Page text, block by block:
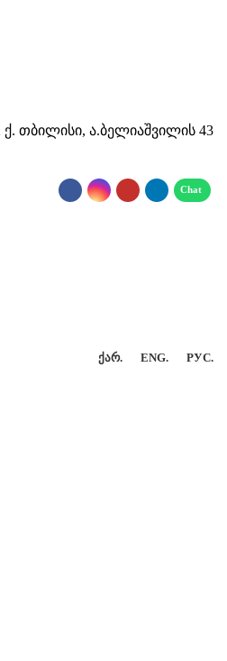
ქ. თბილისი, ა.ბელიაშვილის 43
ᲥᲐᲠ. ENG. РУС.